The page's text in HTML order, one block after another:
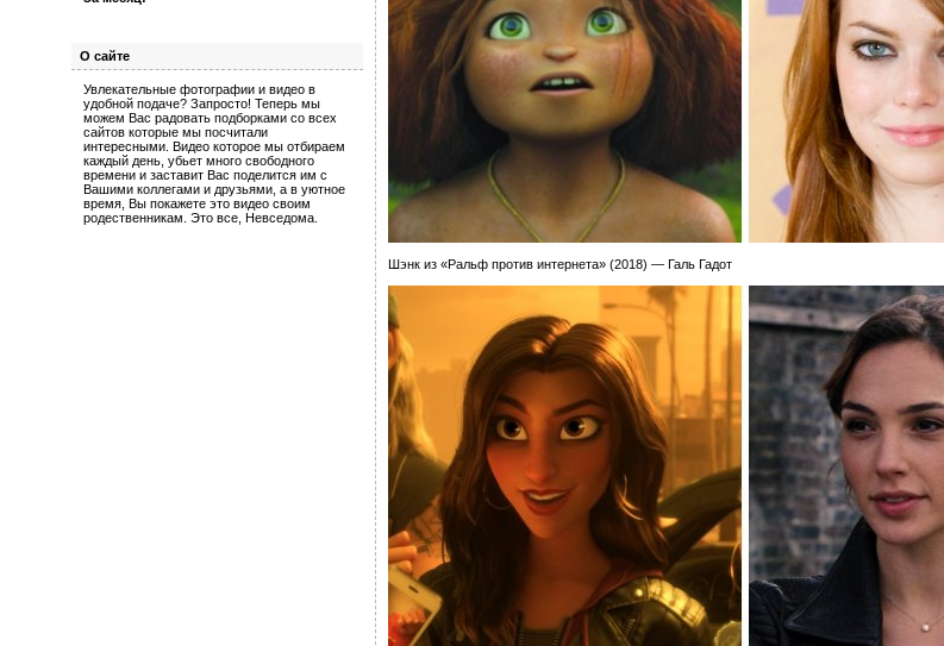
О сайте
Увлекательные фотографии и видео в
удобной подаче? Запросто! Теперь мы
можем Вас радовать подборками со всех
сайтов которые мы посчитали
интересными. Видео которое мы отбираем
каждый день, убьет много свободного
времени и заставит Вас поделится им с
Вашими коллегами и друзьями, а в уютное
время, Вы покажете это видео своим
родественникам. Это все, Невседома.
Шэнк из «Ральф против интернета» (2018) — Галь Гадот